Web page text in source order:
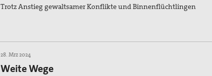
Trotz Anstieg gewaltsamer Konflikte und Binnenflüchtlingen
28. Mrz 2024
Weite Wege